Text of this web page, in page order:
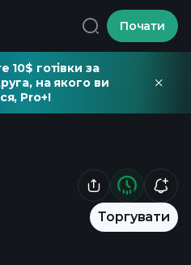
Почати
10$ готівки за
на якого ви
Pro+!
Торгувати